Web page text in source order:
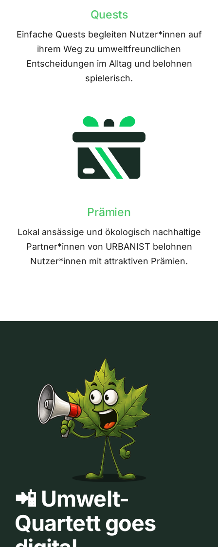
Quests
Einfache Quests begleiten Nutzer*innen auf
ihrem Weg zu umweltfreundlichen
Entscheidungen im Alltag und belohnen
spielerisch.
Prämien
Lokal ansässige und ökologisch nachhaltige
Partner*innen von URBANIST belohnen
Nutzer*innen mit attraktiven Prämien.
📲 Umwelt-
Quartett goes